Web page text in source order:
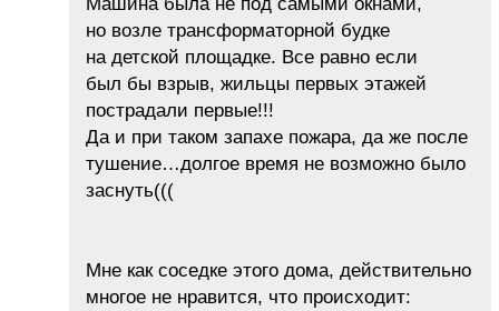
но возле трансформаторной будке
на детской площадке. Все равно если
был бы взрыв, жильцы первых этажей
пострадали первые!!!
Да и при таком запахе пожара, да же после
тушение…долгое время не возможно было
заснуть(((
Мне как соседке этого дома, действительно
многое не нравится, что происходит: